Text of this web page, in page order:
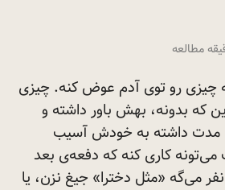
چیزی رو توی آدم عوض کنه. چیزی
که بدونه، بهش باور داشته و
مدت داشته به خودش آسیب
کاری کنه که دفعه‌ی بعد
می‌گه «مثل دخترا» جیغ نزن، یا